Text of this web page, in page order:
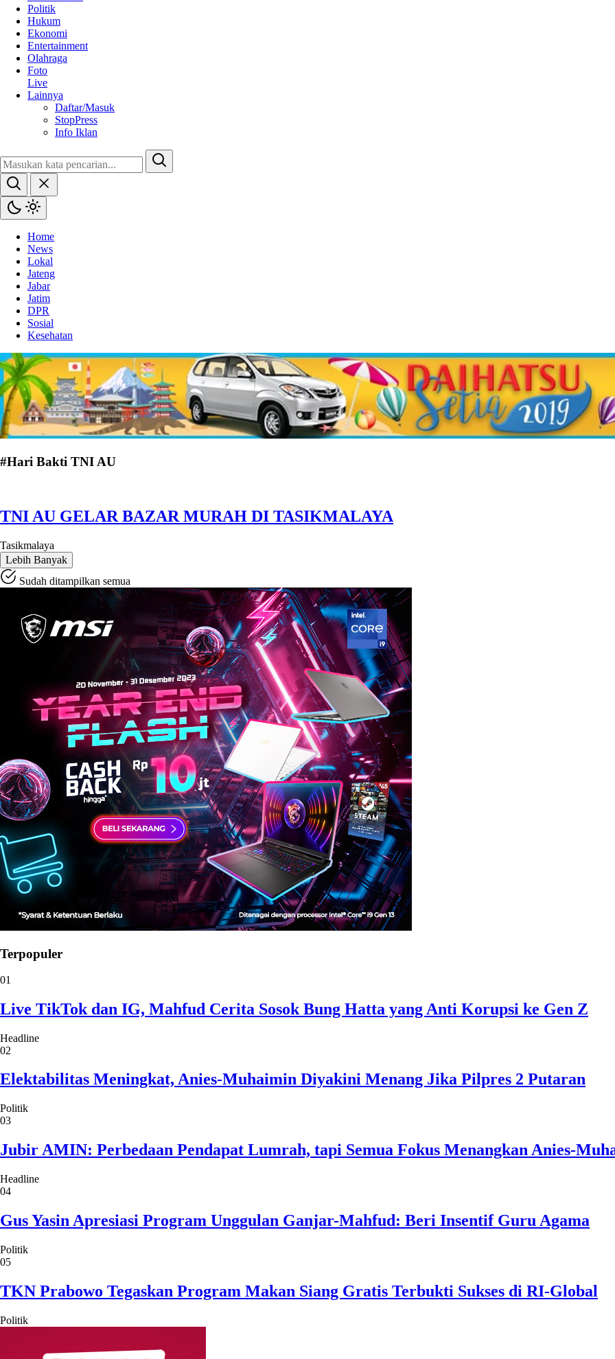
Politik
Hukum
Ekonomi
Entertainment
Olahraga
Foto
Live
Lainnya
Daftar/Masuk
StopPress
Info Iklan
Home
News
Lokal
Jateng
Jabar
Jatim
DPR
Sosial
Kesehatan
#Hari Bakti TNI AU
TNI AU GELAR BAZAR MURAH DI TASIKMALAYA
Tasikmalaya
Lebih Banyak
Sudah ditampilkan semua
Terpopuler
01
Live TikTok dan IG, Mahfud Cerita Sosok Bung Hatta yang Anti Korupsi ke Gen Z
Headline
02
Elektabilitas Meningkat, Anies-Muhaimin Diyakini Menang Jika Pilpres 2 Putaran
Politik
03
Jubir AMIN: Perbedaan Pendapat Lumrah, tapi Semua Fokus Menangkan Anies-
Headline
04
Gus Yasin Apresiasi Program Unggulan Ganjar-Mahfud: Beri Insentif Guru Agama
Politik
05
TKN Prabowo Tegaskan Program Makan Siang Gratis Terbukti Sukses di RI-Global
Politik